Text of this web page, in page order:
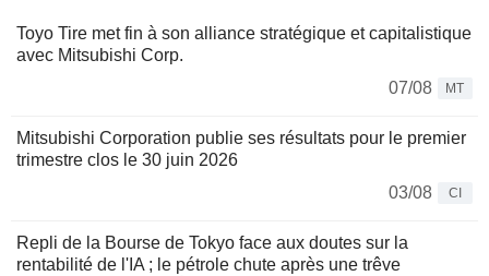
Toyo Tire met fin à son alliance stratégique et capitalistique
avec Mitsubishi Corp.
07/08
MT
Mitsubishi Corporation publie ses résultats pour le premier
trimestre clos le 30 juin 2026
03/08
CI
Repli de la Bourse de Tokyo face aux doutes sur la
rentabilité de l'IA ; le pétrole chute après une trêve